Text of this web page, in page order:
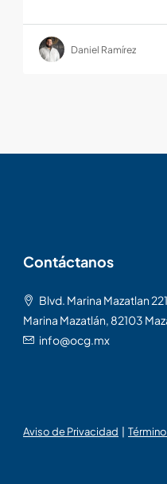
Daniel Ramírez
Contáctanos
Blvd. Marina Mazatlan
Marina Mazatlán, 82103
info@ocg.mx
Aviso de Privacidad